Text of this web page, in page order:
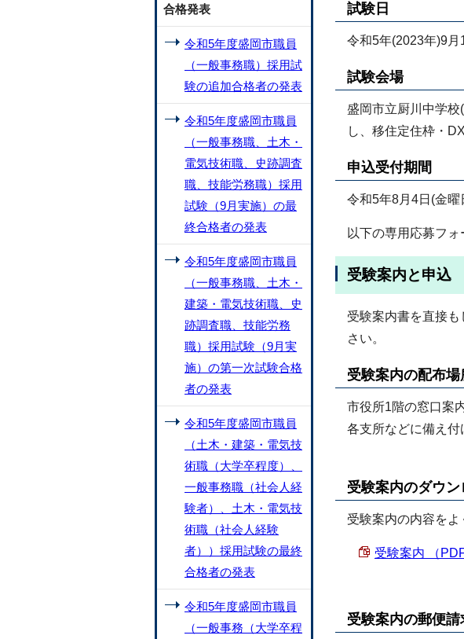
試験日
令和5年(2023年)9
試験会場
盛岡市立厨川中学
し、移住定住枠・
申込受付期間
令和5年8月4日(金
以下の専用応募フォ
受験案内と申込
受験案内書を直接
さい。
受験案内の配布場
市役所1階の窓口案
各支所などに備え付
受験案内のダウン
受験案内の内容をよ
受験案内 （
受験案内の郵便請
合格発表
令和5年度盛岡市職員
（一般事務職）採用試
験の追加合格者の発表
令和5年度盛岡市職員
（一般事務職、土木・
電気技術職、史跡調査
職、技能労務職）採用
試験（9月実施）の最
終合格者の発表
令和5年度盛岡市職員
（一般事務職、土木・
建築・電気技術職、史
跡調査職、技能労務
職）採用試験（9月実
施）の第一次試験合格
者の発表
令和5年度盛岡市職員
（土木・建築・電気技
術職（大学卒程度）、
一般事務職（社会人経
験者）、土木・電気技
術職（社会人経験
者））採用試験の最終
合格者の発表
令和5年度盛岡市職員
（一般事務（大学卒程